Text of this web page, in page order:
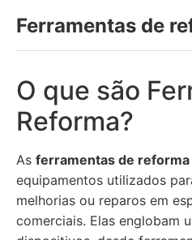
Ferramentas de
O que são
Reforma?
As ferramentas de reforma
equipamentos utilizados
melhorias ou reparos em
comerciais. Elas englobam